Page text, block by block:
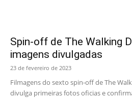
Spin-off de The Walking
imagens divulgadas
23 de fevereiro de 2023
Filmagens do sexto spin-off de The
divulga primeiras fotos oficias e